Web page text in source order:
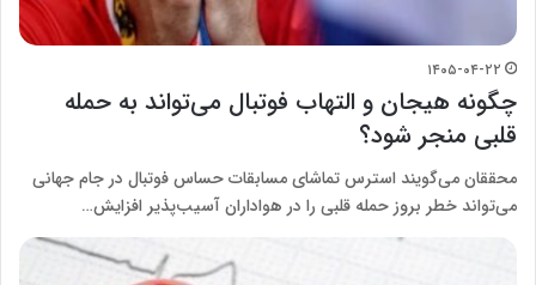
۱۴۰۵-۰۴-۲۲
چگونه هیجان و التهاب فوتبال می‌تواند به حمله
قلبی منجر شود؟
محققان می‌گویند استرس تماشای مسابقات حساس فوتبال در جام جهانی
می‌تواند خطر بروز حمله قلبی را در هواداران آسیب‌پذیر افزایش…